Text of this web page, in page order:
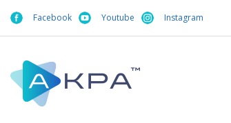
Facebook Youtube Instagram